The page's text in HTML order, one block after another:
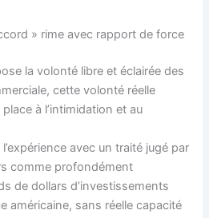
» rime avec rapport de force
la volonté libre et éclairée des
cette volonté réelle
à l’intimidation et au
avec un traité jugé par
comme profondément
de dollars d’investissements
américaine, sans réelle capacité